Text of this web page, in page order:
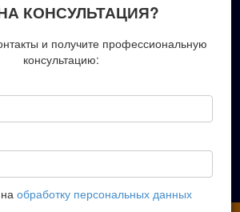
51-00
Запись на замер
КОНСУЛЬТАЦИЯ?
и получите профессиональную
консультацию:
обработку персональных данных